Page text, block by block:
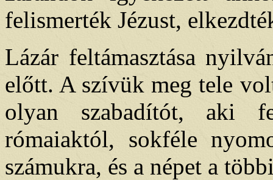
felismerték Jézust,
Lázár feltámasztása
előtt. A szívük meg tele
olyan szabadítót, aki
rómaiaktól, sokféle
számukra, és a népet a